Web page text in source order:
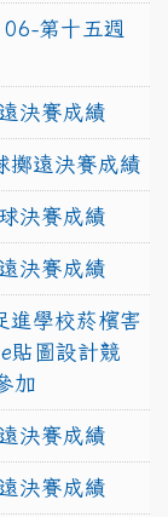
第十五週
決賽成績
擲遠決賽成績
決賽成績
決賽成績
進學校菸檳害
貼圖設計競
加
決賽成績
決賽成績